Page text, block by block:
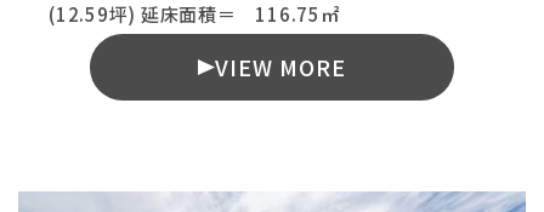
(12.59坪) 延床面積＝ 116.75㎡
VIEW MORE